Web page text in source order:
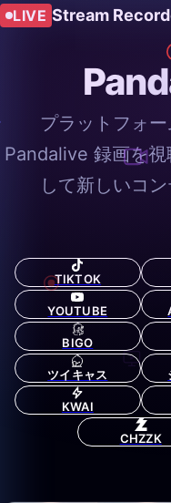
LIVE Stream
プラットフォ
Pandalive 録画を視
して新しいコ
TIKTOK
YOUTUBE
BIGO
ツイキャス
KWAI
CHZZK